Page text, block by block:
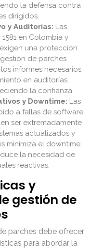
la defensa contra
dirigidos.
y Auditorías: Las
en Colombia y
una protección
de parches
informes necesarios
en auditorías,
la confianza.
y Downtime: Las
a fallas de software
ser extremadamente
actualizados y
minimiza el downtime,
la necesidad de
reactivas.
y
gestión de
parches debe ofrecer
para abordar la